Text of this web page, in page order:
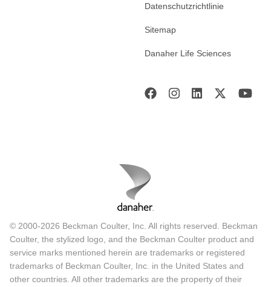
Datenschutzrichtlinie
Sitemap
Danaher Life Sciences
© 2000-2026 Beckman Coulter, Inc. All rights reserved. Beckman
Coulter, the stylized logo, and the Beckman Coulter product and
service marks mentioned herein are trademarks or registered
trademarks of Beckman Coulter, Inc. in the United States and
other countries. All other trademarks are the property of their